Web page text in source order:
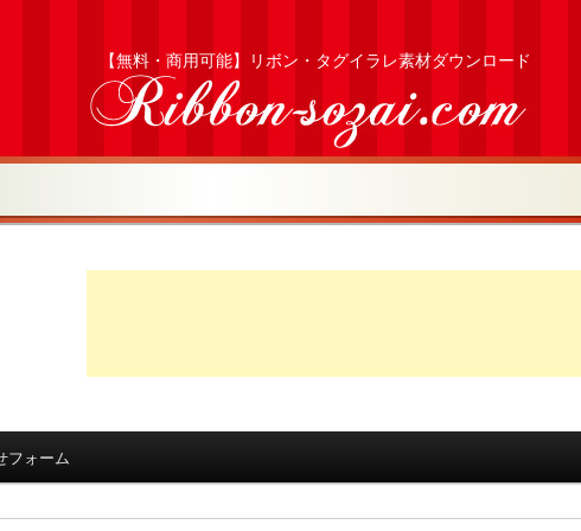
【無料・商用可能】リボン・タグイラレ素材ダウンロード
フォーム